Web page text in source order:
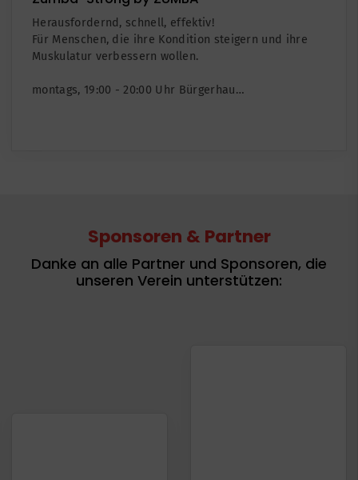
Herausfordernd, schnell, effektiv!
Für Menschen, die ihre Kondition steigern und ihre
Muskulatur verbessern wollen.
montags, 19:00 - 20:00 Uhr Bürgerhau…
Sponsoren & Partner
Danke an alle Partner und Sponsoren, die
unseren Verein unterstützen: